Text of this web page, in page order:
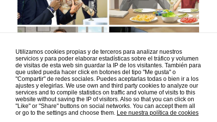
Utilizamos cookies propias y de terceros para analizar nuestros
servicios y para poder elaborar estadísticas sobre el tráfico y volumen
de visitas de esta web sin guardar la IP de los visitantes. También para
que usted pueda hacer click en botones del tipo "Me gusta" o
"Compartir" de redes sociales. Puedes aceptarlas todas o bien ir a los
ajustes y elegirlas. We use own and third party cookies to analyze our
services and to compile statistics on traffic and volume of visits to this
website without saving the IP of visitors. Also so that you can click on
"Like" or "Share" buttons on social networks. You can accept them all
or go to the settings and choose them. Lee nuestra política de cookies